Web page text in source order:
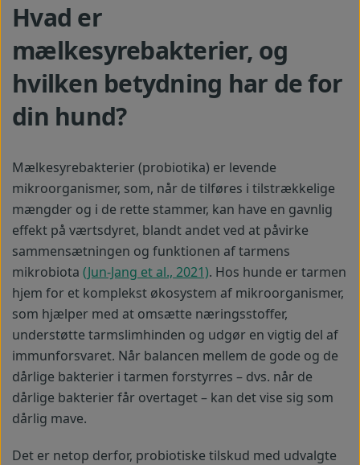
Hvad er
mælkesyrebakterier, og
hvilken betydning har de for
din hund?
Mælkesyrebakterier (probiotika) er levende
mikroorganismer, som, når de tilføres i tilstrækkelige
mængder og i de rette stammer, kan have en gavnlig
effekt på værtsdyret, blandt andet ved at påvirke
sammensætningen og funktionen af tarmens
mikrobiota (Jun-Jang et al., 2021). Hos hunde er tarmen
hjem for et komplekst økosystem af mikroorganismer,
som hjælper med at omsætte næringsstoffer,
understøtte tarmslimhinden og udgør en vigtig del af
immunforsvaret. Når balancen mellem de gode og de
dårlige bakterier i tarmen forstyrres – dvs. når de
dårlige bakterier får overtaget – kan det vise sig som
dårlig mave.
Det er netop derfor, probiotiske tilskud med udvalgte